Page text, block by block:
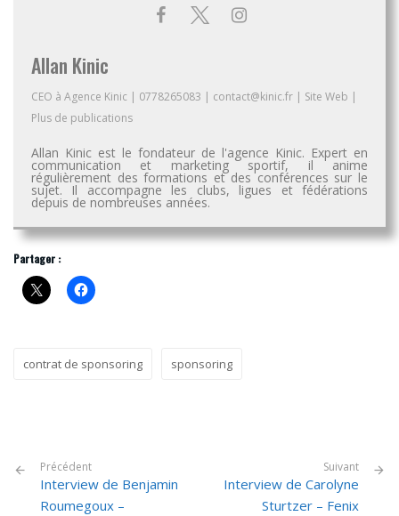
Allan Kinic
CEO à Agence Kinic | 0778265083 | contact@kinic.fr | Site Web |
Plus de publications
Allan Kinic est le fondateur de l'agence Kinic. Expert en
communication et marketing sportif, il anime
régulièrement des formations et des conférences sur le
sujet. Il accompagne les clubs, ligues et fédérations
depuis de nombreuses années.
Partager :
contrat de sponsoring sponsoring
Précédent
Interview de Benjamin
Roumegoux –
Suivant
Interview de Carolyne
Sturtzer – Fenix